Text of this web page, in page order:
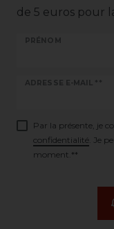
de 5 euros pour
PRÉNOM
ADRESSE E-MAIL **
Par la présente, je
confidentialité . Je
moment.**